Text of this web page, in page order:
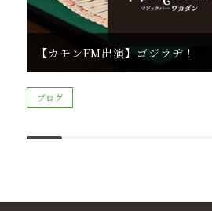
ブログ
【カモンFM出演】ゴジラヂ！